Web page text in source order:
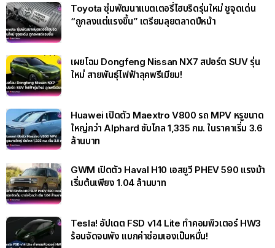
Toyota ซุ่มพัฒนาแบตเตอรี่ไฮบริดรุ่นใหม่ ชูจุดเด่น
“ถูกลงแต่แรงขึ้น” เตรียมลุยตลาดปีหน้า
เผยโฉม Dongfeng Nissan NX7 สปอร์ต SUV รุ่น
ใหม่ สายพันธุ์ไฟฟ้าลุคพรีเมียม!
Huawei เปิดตัว Maextro V800 รถ MPV หรูขนาด
ใหญ่กว่า Alphard ขับไกล 1,335 กม. ในราคาเริ่ม 3.6
ล้านบาท
GWM เปิดตัว Haval H10 เอสยูวี PHEV 590 แรงม้า
เริ่มต้นเพียง 1.04 ล้านบาท
Tesla! อัปเดต FSD v14 Lite ทำคอมพิวเตอร์ HW3
ร้อนจัดจนพัง แบกค่าซ่อมเองเป็นหมื่น!